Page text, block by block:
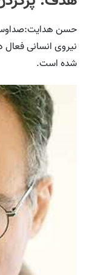
حسن
نیروی انسانی فعال
شده است.